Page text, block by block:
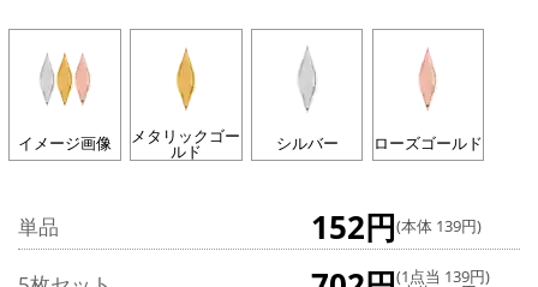
イメージ画像 メタリックゴー
ルド シルバー ローズゴールド
単品 152円(本体 139円)
(1点当 139円)